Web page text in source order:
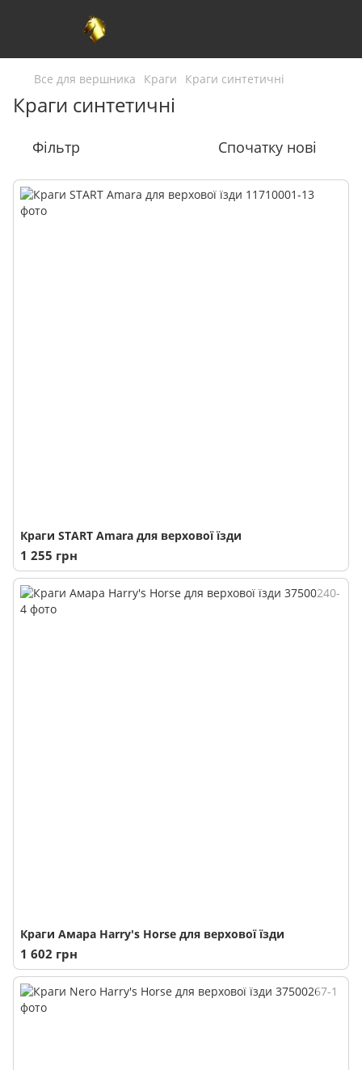
Все для вершника Краги Краги синтетичні
Краги синтетичні
Фільтр Спочатку нові
Краги START Amara для верхової їзди
1 255 грн
Краги Амара Harry's Horse для верхової їзди
1 602 грн